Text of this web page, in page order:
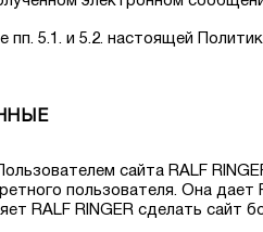
пп. 5.1. и 5.2. настоящей
сайта RALF
пользователя. Она
RALF RINGER сделать сайт